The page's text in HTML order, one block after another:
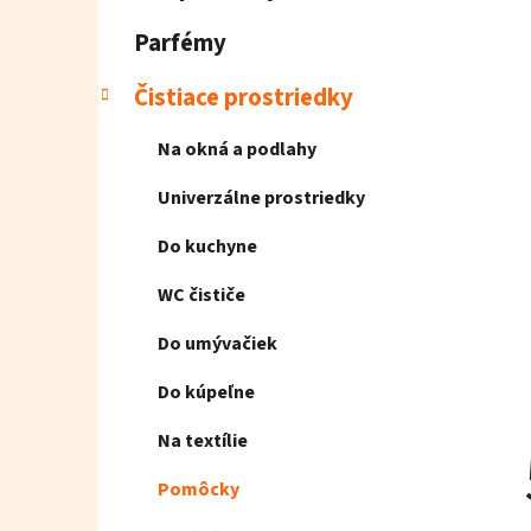
Parfémy
Čistiace prostriedky
Na okná a podlahy
Univerzálne prostriedky
Do kuchyne
WC čističe
Do umývačiek
Do kúpeľne
Na textílie
Pomôcky